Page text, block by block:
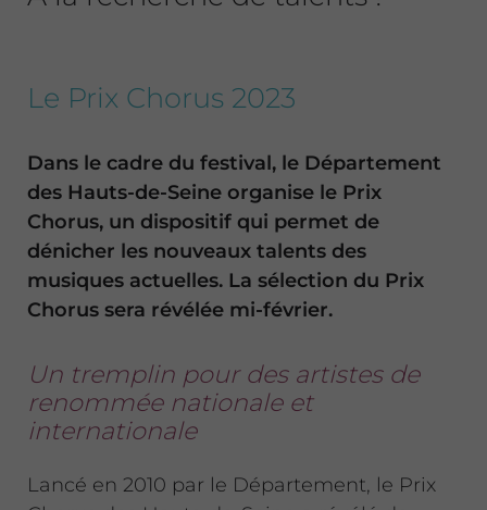
Le Prix Chorus 2023
Dans le cadre du festival, le Département
des Hauts-de-Seine organise le Prix
Chorus, un dispositif qui permet de
dénicher les nouveaux talents des
musiques actuelles. La sélection du Prix
Chorus sera révélée mi-février.
Un tremplin pour des artistes de
renommée nationale et
internationale
Lancé en 2010 par le Département, le Prix